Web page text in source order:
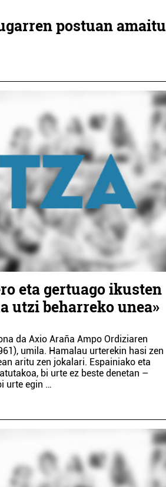
postuan amaitu
eta gertuago ikusten
utzi beharreko unea»
da Axio Araña Ampo Ordiziaren
umila. Hamalau urterekin hasi zen
aritu zen jokalari. Espainiako eta
bi urte ez beste denetan –
urte egin …